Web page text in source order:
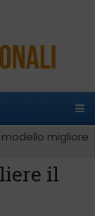
migliore
il